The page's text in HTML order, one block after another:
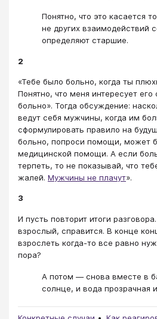
Понятно, что это касается
не других взаимодействий
определяют старшие.
2
«Тебе было больно, когда ты
Понятно, что меня интересует его
больно». Тогда обсуждение:
ведут себя мужчины, когда им
сформулировать правило на
больно, попроси помощи, может
медицинской помощи. А если
терпеть, то не показывай, что
жалей. Мужчины не плачут».
3
И пусть повторит итоги
взрослый, справится. В конце
взрослеть когда-то все равно
пора?
А потом — снова вместе в
солнце, и вода прозрачная